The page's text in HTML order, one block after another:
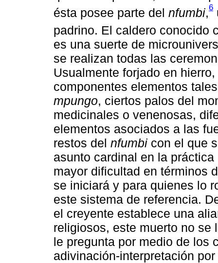
ésta posee parte del nfumbi,6
padrino. El caldero conocido
es una suerte de
se realizan todas las
Usualmente forjado en
componentes elementos
mpungo, ciertos palos del
medicinales o venenosas,
elementos asociados a las
restos del nfumbi con el que
asunto cardinal en la
mayor dificultad en términos
se iniciará y para quienes lo
este sistema de referencia.
el creyente establece una
religiosos, este muerto no se
le pregunta por medio de los
adivinación-interpretación